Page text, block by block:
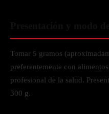
Tomar 5 gramos
preferentemente con
profesional de la salud.
300 g.